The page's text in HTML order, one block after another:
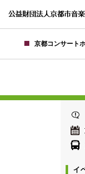
京都コンサート
イ